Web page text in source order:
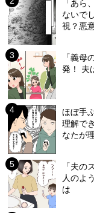
「あら
ないで
視？悪
「義母
発！ 夫
ほぼ手
理解で
なたが
「夫の
人のよ
は